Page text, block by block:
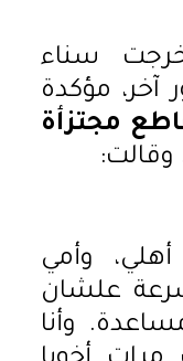
خرجت سناء
مؤكدة
مجتزأة
وقالت:
وأمي
علشان
وأنا